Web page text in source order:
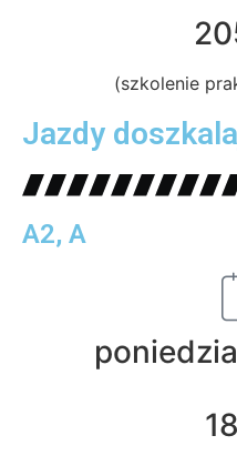
(szkolenie
Jazdy
A2, A